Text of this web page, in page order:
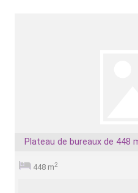
Plateau de bureaux de 448
448 m2